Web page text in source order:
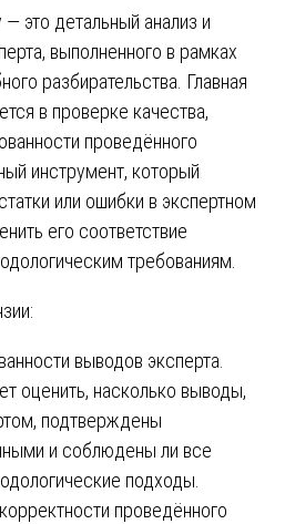
это детальный анализ и
выполненного в рамках
разбирательства. Главная
в проверке качества,
проведённого
инструмент, который
или ошибки в экспертном
его соответствие
требованиям.
выводов эксперта.
оценить, насколько выводы,
подтверждены
и соблюдены ли все
подходы.
проведённого